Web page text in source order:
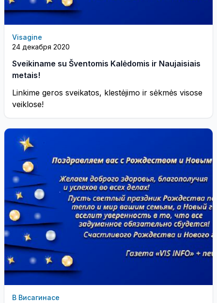
Visagine
24 декабря 2020
Sveikiname su Šventomis Kalėdomis ir Naujaisiais
metais!
Linkime geros sveikatos, klestėjimo ir sėkmės visose
veiklose!
В Висагинасе